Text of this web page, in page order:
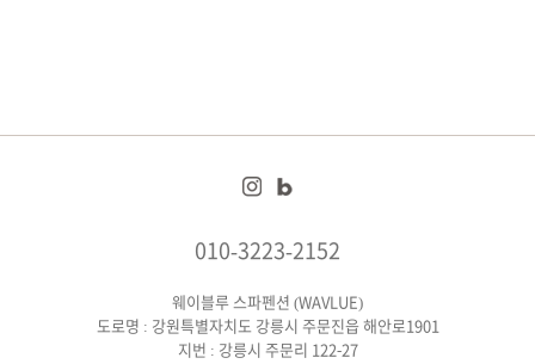
010-3223-2152
웨이블루 스파펜션 (WAVLUE)
도로명 : 강원특별자치도 강릉시 주문진읍 해안로1901
지번 : 강릉시 주문리 122-27